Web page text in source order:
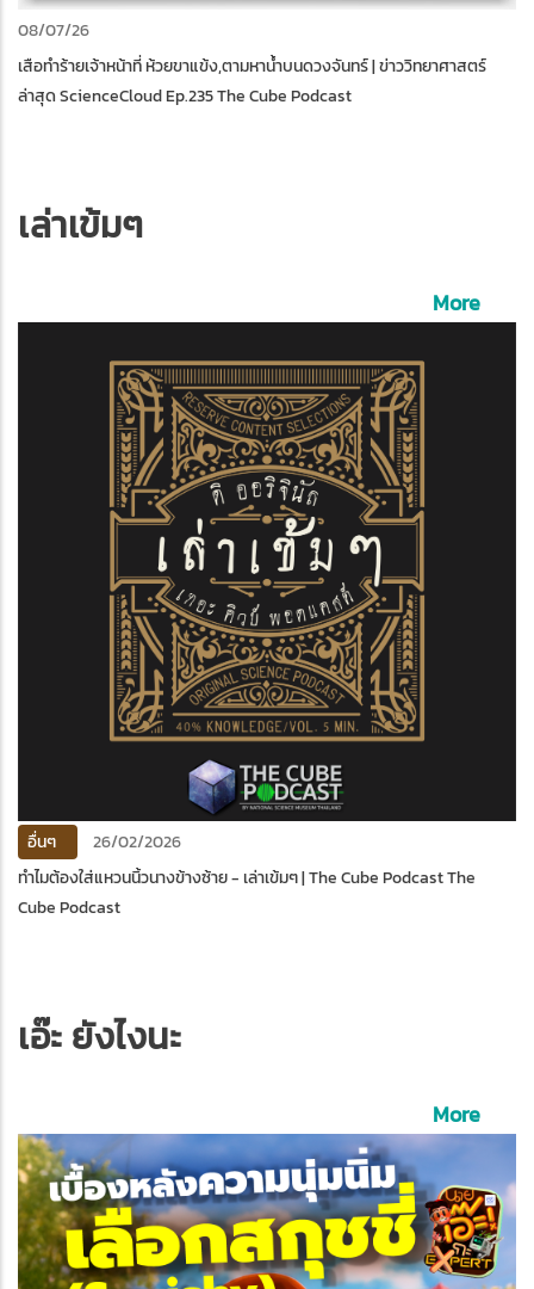
08/07/26
เสือทําร้ายเจ้าหน้าที่ ห้วยขาแข้ง,ตามหาน้ำบนดวงจันทร์ | ข่าววิทยาศาสตร์
ล่าสุด ScienceCloud Ep.235 The Cube Podcast
เล่าเข้มๆ
More
อื่นๆ
26/02/2026
ทำไมต้องใส่แหวนนิ้วนางข้างซ้าย - เล่าเข้มๆ | The Cube Podcast The
Cube Podcast
เอ๊ะ ยังไงนะ
More